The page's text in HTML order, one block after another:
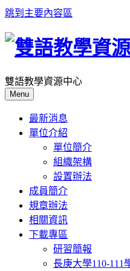
跳到主要內容區
雙語教學資源中心
Menu
最新消息
單位介紹
單位簡介
組織架構
設置辦法
成員簡介
規章辦法
相關資訊
下載專區
研習簡報
長庚大學110-111